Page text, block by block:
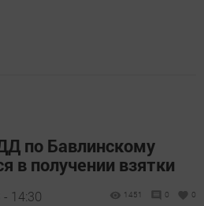
по Бавлинскому
в получении взятки
14:30 1451 0 0